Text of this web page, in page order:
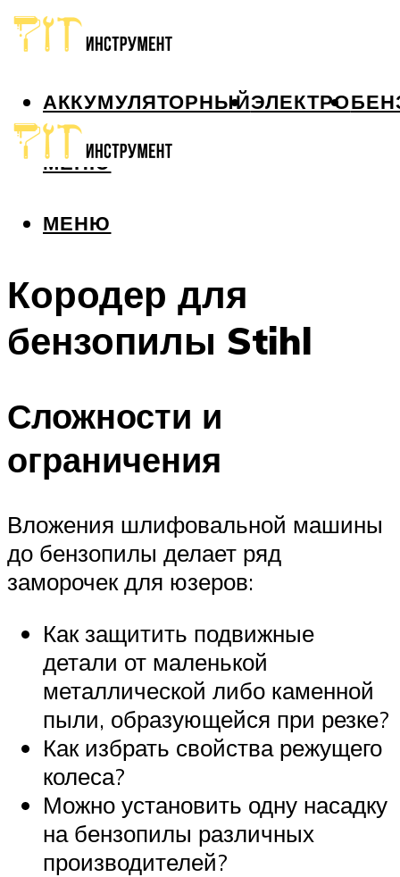
АККУМУЛЯТОРНЫЙЭЛЕКТРО
МЕНЮ
МЕНЮ
Кородер для
бензопилы Stihl
Сложности и
ограничения
Вложения шлифовальной машины
до бензопилы делает ряд
заморочек для юзеров:
Как защитить подвижные
детали от маленькой
металлической либо каменной
пыли, образующейся при резке?
Как избрать свойства режущего
колеса?
Можно установить одну насадку
на бензопилы различных
производителей?